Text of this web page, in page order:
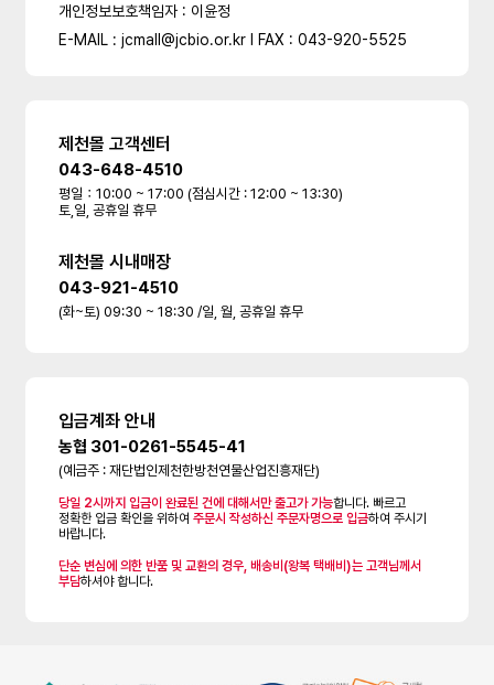
개인정보보호책임자 : 이윤정
E-MAIL : jcmall@jcbio.or.kr l FAX : 043-920-5525
제천몰 고객센터
043-648-4510
평일：10:00 ~ 17:00 (점심시간 : 12:00 ~ 13:30)
토,일, 공휴일 휴무
제천몰 시내매장
043-921-4510
(화~토) 09:30 ~ 18:30 /일, 월, 공휴일 휴무
입금계좌 안내
농협 301-0261-5545-41
(예금주 : 재단법인제천한방천연물산업진흥재단)
당일 2시까지 입금이 완료된 건에 대해서만 출고가 가능합니다. 빠르고
정확한 입금 확인을 위하여주문시 작성하신 주문자명으로 입금하여 주시기
바랍니다.
단순 변심에 의한 반품 및 교환의 경우, 배송비(왕복 택배비)는 고객님께서
부담하셔야 합니다.